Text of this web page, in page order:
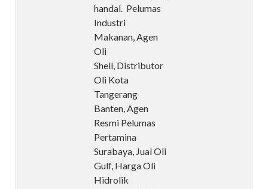
handal. Pelumas
Industri
Makanan, Agen
Oli
Shell, Distributor
Oli Kota
Tangerang
Banten, Agen
Resmi Pelumas
Pertamina
Surabaya, Jual Oli
Gulf, Harga Oli
Hidrolik